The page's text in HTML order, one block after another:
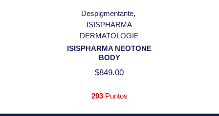
Despigmentante
ISISPHARMA
DERMATOLOGIE
ISISPHARMA NEOTONE
BODY
$849.00
293Puntos